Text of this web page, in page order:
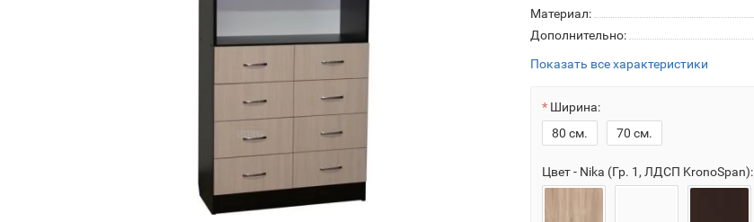
Материал:
Дополнительно:
Показать все характеристики
Ширина:
80 см.
70 см.
Цвет - Nika (Гр. 1, ЛДСП KronoSpan):